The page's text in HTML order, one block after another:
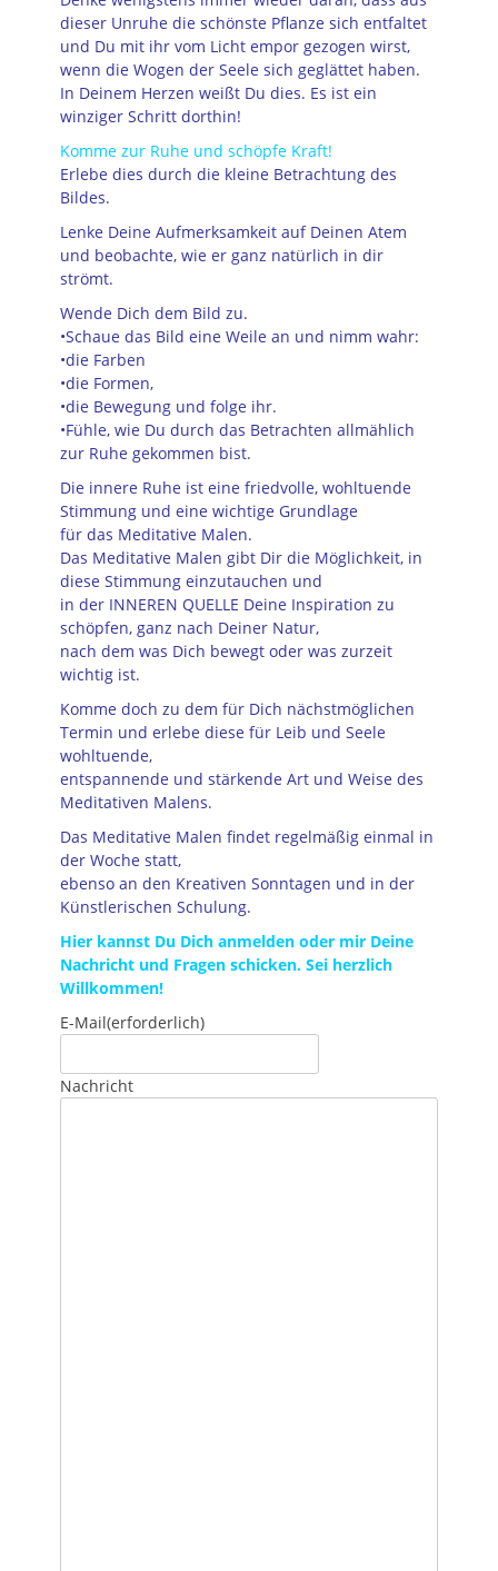
dieser Unruhe die schönste Pflanze sich entfaltet
und Du mit ihr vom Licht empor gezogen wirst,
wenn die Wogen der Seele sich geglättet haben.
In Deinem Herzen weißt Du dies. Es ist ein
winziger Schritt dorthin!
Komme zur Ruhe und schöpfe Kraft!
Erlebe dies durch die kleine Betrachtung des
Bildes.
Lenke Deine Aufmerksamkeit auf Deinen Atem
und beobachte, wie er ganz natürlich in dir
strömt.
Wende Dich dem Bild zu.
•Schaue das Bild eine Weile an und nimm wahr:
•die Farben
•die Formen,
•die Bewegung und folge ihr.
•Fühle, wie Du durch das Betrachten allmählich
zur Ruhe gekommen bist.
Die innere Ruhe ist eine friedvolle, wohltuende
Stimmung und eine wichtige Grundlage
für das Meditative Malen.
Das Meditative Malen gibt Dir die Möglichkeit, in
diese Stimmung einzutauchen und
in der INNEREN QUELLE Deine Inspiration zu
schöpfen, ganz nach Deiner Natur,
nach dem was Dich bewegt oder was zurzeit
wichtig ist.
Komme doch zu dem für Dich nächstmöglichen
Termin und erlebe diese für Leib und Seele
wohltuende,
entspannende und stärkende Art und Weise des
Meditativen Malens.
Das Meditative Malen findet regelmäßig einmal in
der Woche statt,
ebenso an den Kreativen Sonntagen und in der
Künstlerischen Schulung.
Hier kannst Du Dich anmelden oder mir Deine
Nachricht und Fragen schicken. Sei herzlich
Willkommen!
E-Mail(erforderlich)
Nachricht